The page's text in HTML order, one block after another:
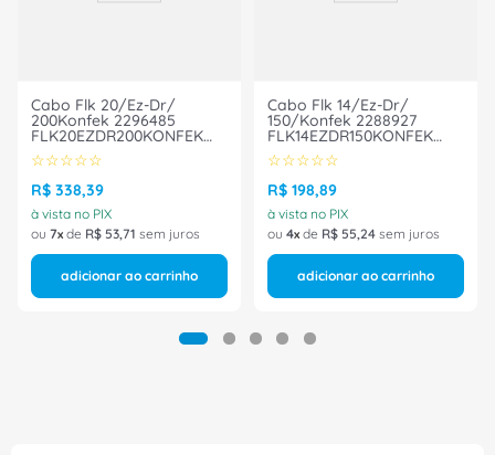
Cabo Flk 20/Ez-Dr/
200Konfek 2296485
FLK20EZDR200KONFEK
Phoenix Contact
☆☆☆☆☆
R$ 338,39
à vista no PIX
ou 7 de R$ 53,71 sem juros
adicionar ao carrinho
Cabo Flk 14/Ez-Dr/
150/Konfek 2288927
FLK14EZDR150KONFEK
Phoenix Contact
☆☆☆☆☆
R$ 198,89
à vista no PIX
ou 4 de R$ 55,24 sem juros
adicionar ao carrinho